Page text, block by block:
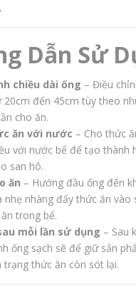
Dẫn Sử
chiều dài ống – Điều
20cm đến 45cm tùy theo
cho ăn.
ăn với nước – Cho thức
với nước bể để tạo thành
san hô.
ăn – Hướng đầu ống đến
nhẹ nhàng đẩy thức ăn vào
trong bể.
mỗi lần sử dụng – Sau
ống sạch sẽ để giữ sản
trạng thức ăn còn sót lại.